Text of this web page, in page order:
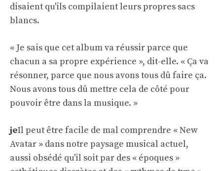
disaient qu'ils compilaient leurs propres sacs
blancs.
« Je sais que cet album va réussir parce que
chacun a sa propre expérience », dit-elle. « Ça va
résonner, parce que nous avons tous dû faire ça.
Nous avons tous dû mettre cela de côté pour
pouvoir être dans la musique. »
jeIl peut être facile de mal comprendre « New
Avatar » dans notre paysage musical actuel,
aussi obsédé qu'il soit par des « époques »